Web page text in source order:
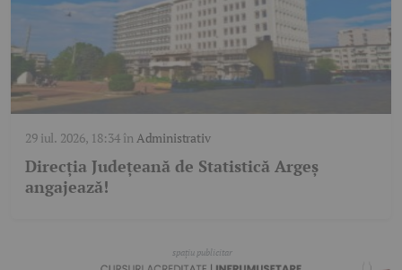
29 iul. 2026, 18:34în Administrativ
Direcția Județeană de Statistică Argeș
angajează!